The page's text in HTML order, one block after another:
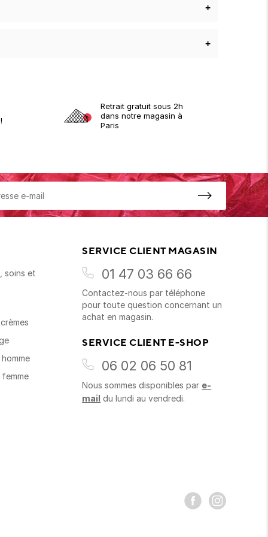
+
+
Retrait gratuit sous 2h
dans notre magasin à
Paris
soins et
SERVICE CLIENT MAGASIN
01 47 03 66 66
Contactez-nous par téléphone
pour toute question concernant un
achat en magasin.
SERVICE CLIENT E-SHOP
06 02 06 50 81
Nous sommes disponibles par e-
mail du lundi au vendredi.